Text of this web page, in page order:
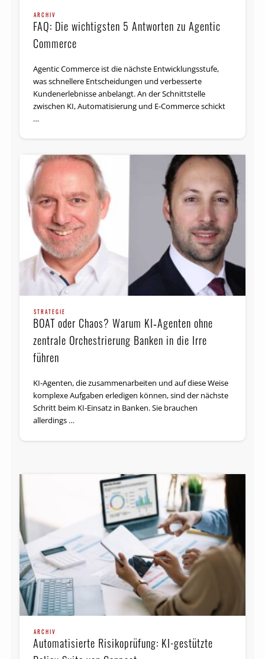
ARCHIV
FAQ: Die wichtigsten 5 Antworten zu Agentic
Commerce
Agentic Commerce ist die nächste Entwicklungsstufe,
was schnellere Entscheidungen und verbesserte
Kundenerlebnisse anbelangt. An der Schnittstelle
zwischen KI, Automatisierung und E-Commerce schickt
…
STRATEGIE
BOAT oder Chaos? Warum KI‑Agenten ohne
zentrale Orchestrierung Banken in die Irre
führen
KI-Agenten, die zusammenarbeiten und auf diese Weise
komplexe Aufgaben erledigen können, sind der nächste
Schritt beim KI-Einsatz in Banken. Sie brauchen
allerdings …
ARCHIV
Automatisierte Risikoprüfung: KI-gestützte